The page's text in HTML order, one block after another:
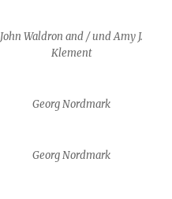
John Waldron and / und Amy J.
Klement
Georg Nordmark
Georg Nordmark